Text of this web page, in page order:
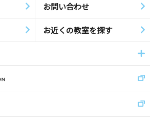
お問い合わせ
お近くの教室を探す